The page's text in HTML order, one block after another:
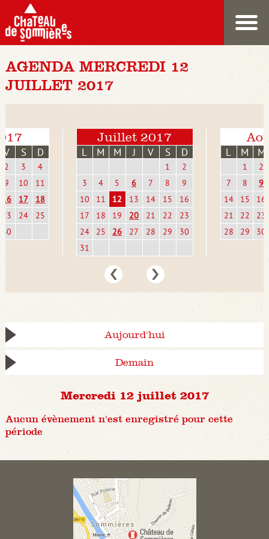
AGENDA MERCREDI 12
JUILLET 2017
V S D
2 3
4
9
10
11
16
17
18
23
24
25
30
Juillet 2017
L M M J V S D
1
2
3
4 5 6 7 8
9
10
11 12 13 14 15
16
17
18 19 20 21 22
23
24
25 26 27 28 29
30
31
L M M
1
2
7
8
9
14
15
16
21
22
23
28
29 30
Aujourd'hui
Demain
Mercredi 12 juillet 2017
Aucun évènement n'est enregistré pour cette
période